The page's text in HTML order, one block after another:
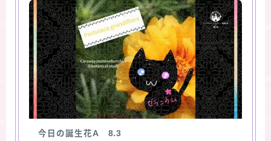
今日の誕生花A 8.3